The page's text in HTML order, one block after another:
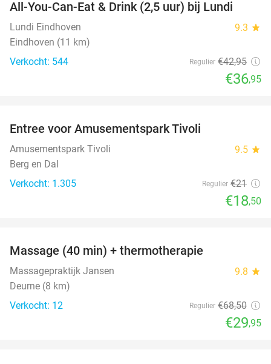
All-You-Can-Eat & Drink (2,5 uur) bij Lundi
Lundi Eindhoven 9.3 star
Eindhoven (11 km)
Verkocht: 544
Regulier €42,95
€36,95
Entree voor Amusementspark Tivoli
Amusementspark Tivoli 9.5 star
Berg en Dal
Verkocht: 1.305
Regulier €21
€18,50
Massage (40 min) + thermotherapie
Massagepraktijk Jansen 9.8 star
Deurne (8 km)
Verkocht: 12
Regulier €68,50
€29,95